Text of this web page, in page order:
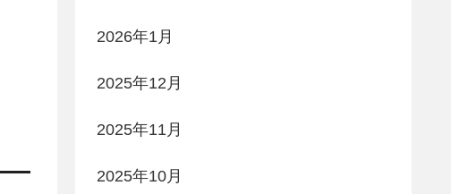
2026年1月
2025年12月
2025年11月
2025年10月